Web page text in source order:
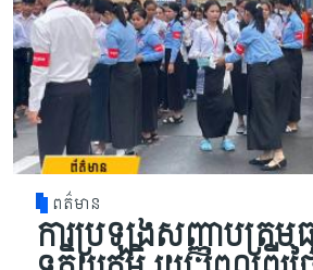
ពត៌មាន
ការប្រឡងសញ្ញាបត្រម